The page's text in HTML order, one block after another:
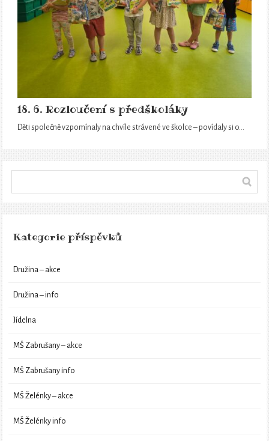
18. 6. Rozloučení s předškoláky
Děti společně vzpomínaly na chvíle strávené ve školce – povídaly si o…
Kategorie příspěvků
Družina – akce
Družina – info
Jídelna
MŠ Zabrušany – akce
MŠ Zabrušany info
MŠ Želénky – akce
MŠ Želénky info